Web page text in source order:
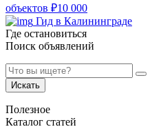
объектов ₽10 000
Гид в Калининграде
Где остановиться
Поиск объявлений
Искать
Полезное
Каталог статей